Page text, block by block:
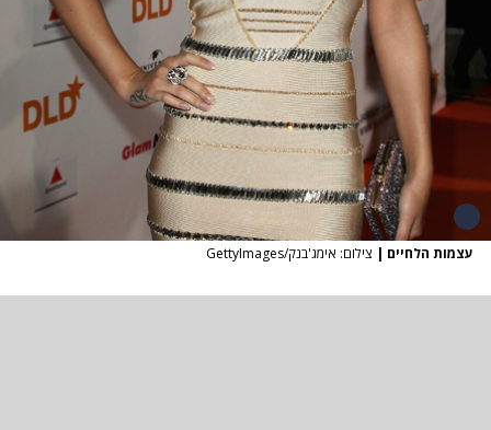
עצמות הלחיים | צילום: אימג'בנק/GettyImages